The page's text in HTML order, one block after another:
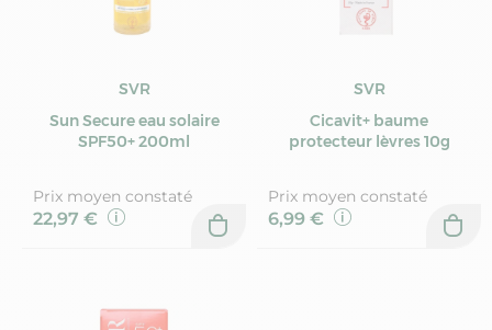
SVR
Sun Secure eau solaire
SPF50+ 200ml
Prix moyen constaté
22,97 €
SVR
Cicavit+ baume
protecteur lèvres 10g
Prix moyen constaté
6,99 €